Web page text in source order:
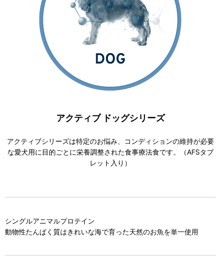
アクティブ ドッグシリーズ
アクティブシリーズは特定のお悩み、コンディションの維持が必要
な愛犬用に目的ごとに栄養調整された食事療法食です。（AFSタブ
レット入り）
シングルアニマルプロテイン
動物性たんぱく質はきれいな海で育った天然のお魚を単一使用